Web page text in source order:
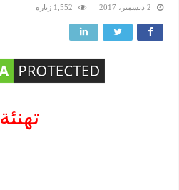
2 ديسمبر، 2017 1,552 زيارة
تهنئة